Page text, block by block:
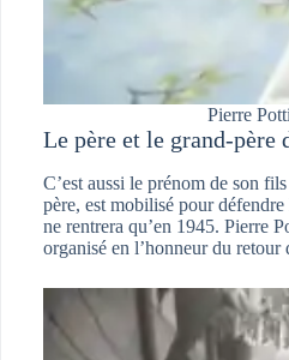
Pierre
Le père et le grand-père
C’est aussi le prénom de son
père, est mobilisé pour
ne rentrera qu’en 1945. Pierre
organisé en l’honneur du